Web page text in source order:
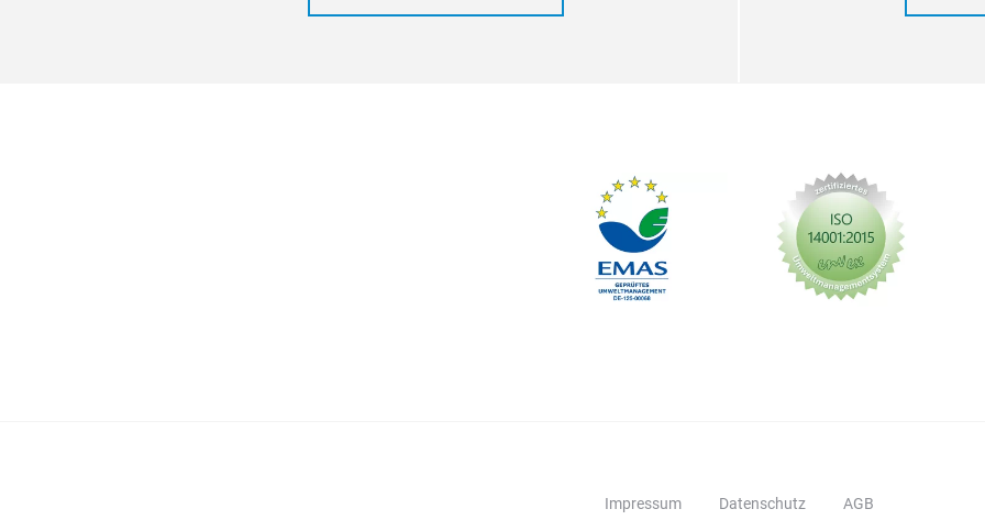
Impressum Datenschutz AGB